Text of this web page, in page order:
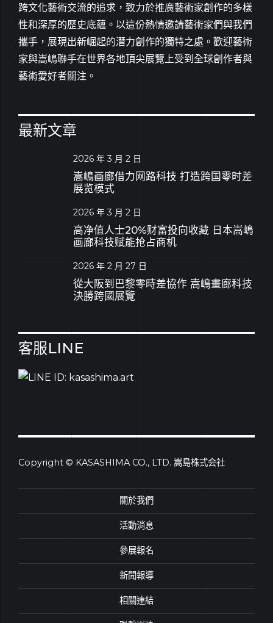
跨文化藝術交流的追求，致力於推廣藝術家創作的多樣
性和深厚的歷史底蘊。以這份熱情邀請藝術家們與我們
攜手，展現出新崛起的潛力創作的獨特之處。歡迎藝術
家與嵩嶋聯手在世界各地頂尖展覽上受到全球創作者與
藝術愛好者關注。
最新文章
2026 年 3 月 2 日
嵩嶋画廊借力网路科技 打造跨国零时差
展览模式
2026 年 3 月 2 日
高净值人士20%财富投向收藏 日本嵩嶋
画廊科技赋能抢占商机
2026 年 2 月 27 日
從大阪到巴黎零時差協作 嵩嶋畫廊科技
決勝跨國展覽
客服LINE
Copyright © KASASHIMA CO., LTD. 嵩島株式会社
關於我們
活動消息
參展報名
新聞報導
相關連結